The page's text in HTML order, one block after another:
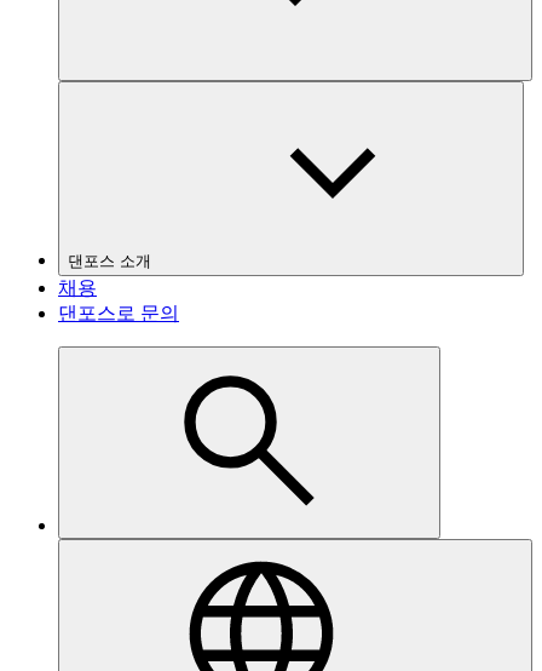
댄포스 소개
채용
댄포스로 문의